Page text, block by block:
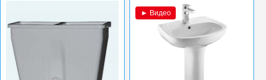
► Видео